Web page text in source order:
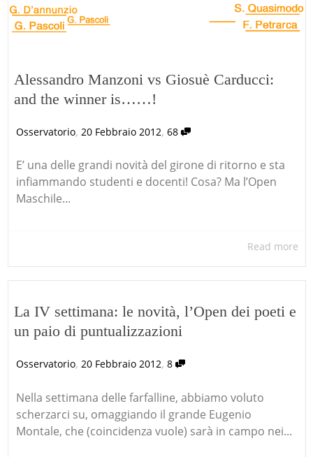
Alessandro Manzoni vs Giosuè Carducci:
and the winner is……!
Osservatorio, 20 Febbraio 2012, 68
E’ una delle grandi novità del girone di ritorno e sta
infiammando studenti e docenti! Cosa? Ma l’Open
Maschile...
Read more
La IV settimana: le novità, l’Open dei poeti e
un paio di puntualizzazioni
Osservatorio, 20 Febbraio 2012, 8
Nella settimana delle farfalline, abbiamo voluto
scherzarci su, omaggiando il grande Eugenio
Montale, che (coincidenza vuole) sarà in campo nei...